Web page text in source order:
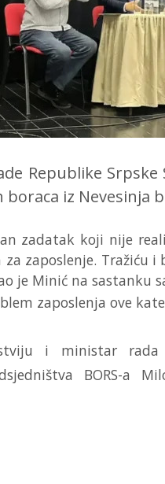
Republike
iz Nevesinja
zadatak koji nije
zaposlenje. Tražiću
je Minić na sastanku
zaposlenja ove
i ministar rada
BORS-a